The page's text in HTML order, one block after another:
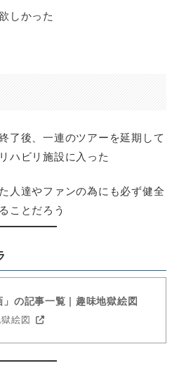
しかった
了後、一連のツアーを延期して
ハビリ施設に入った
人達やファンの為にも必ず健全
ことだろう
」の記事一覧 | 趣味地獄絵図
絵図